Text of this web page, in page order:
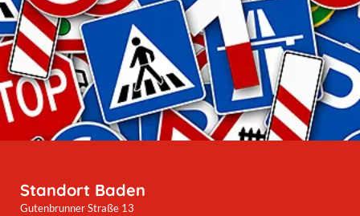
Standort Baden
Gutenbrunner Straße 13